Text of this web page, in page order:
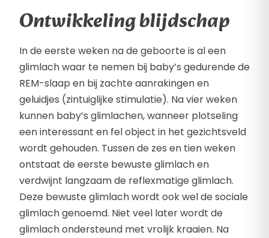
Ontwikkeling blijdschap
In de eerste weken na de geboorte is al een
glimlach waar te nemen bij baby’s gedurende de
REM-slaap en bij zachte aanrakingen en
geluidjes (zintuiglijke stimulatie). Na vier weken
kunnen baby’s glimlachen, wanneer plotseling
een interessant en fel object in het gezichtsveld
wordt gehouden. Tussen de zes en tien weken
ontstaat de eerste bewuste glimlach en
verdwijnt langzaam de reflexmatige glimlach.
Deze bewuste glimlach wordt ook wel de sociale
glimlach genoemd. Niet veel later wordt de
glimlach ondersteund met vrolijk kraaien. Na